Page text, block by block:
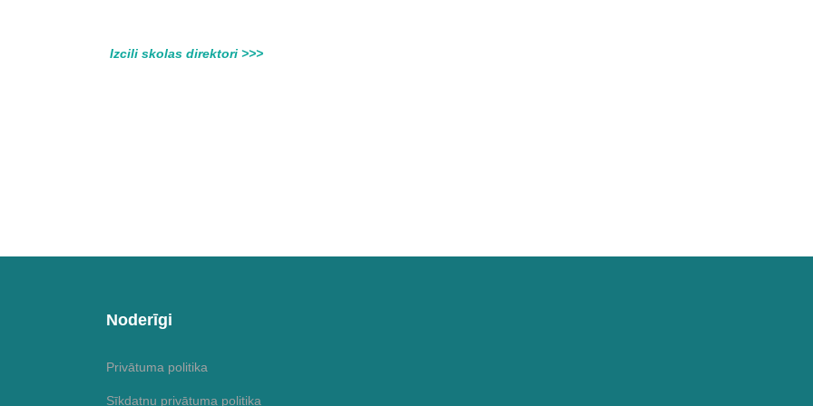
Izcili skolas direktori >>>
Noderīgi
Privātuma politika
Sīkdatņu privātuma politika